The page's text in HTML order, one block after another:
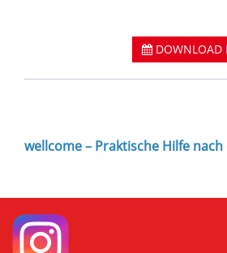
DOWNLOAD
wellcome – Praktische Hilfe